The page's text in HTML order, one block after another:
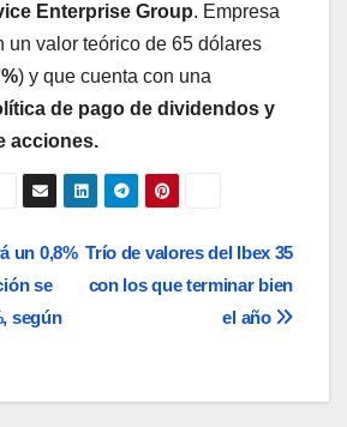
Enterprise Group. Empresa
un valor teórico de 65 dólares
) y que cuenta con una
de pago de dividendos y
acciones.
Trío de valores del Ibex 35
con los que terminar bien
el año
un 0,8%
se
según